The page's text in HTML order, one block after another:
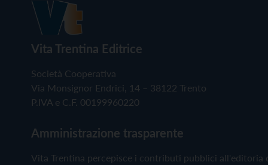
Vita Trentina Editrice
Società Cooperativa
Via Monsignor Endrici, 14 – 38122 Trento
P.IVA e C.F. 00199960220
Amministrazione trasparente
Vita Trentina percepisce i contributi pubblici all'editoria